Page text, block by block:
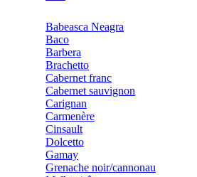
Babeasca Neagra
Baco
Barbera
Brachetto
Cabernet franc
Cabernet sauvignon
Carignan
Carmenère
Cinsault
Dolcetto
Gamay
Grenache noir/cannonau